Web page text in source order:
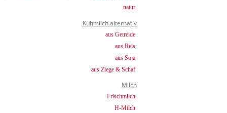
natur
Kuhmilch alternativ
aus Getreide
aus Reis
aus Soja
aus Ziege & Schaf
Milch
Frischmilch
H-Milch